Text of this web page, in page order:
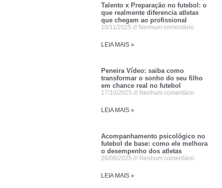
Talento x Preparação no futebol: o
que realmente diferencia atletas
que chegam ao profissional
10/11/2025 Nenhum comentário
LEIA MAIS »
Peneira Vídeo: saiba como
transformar o sonho do seu filho
em chance real no futebol
17/10/2025 Nenhum comentário
LEIA MAIS »
Acompanhamento psicológico no
futebol de base: como ele melhora
o desempenho dos atletas
26/08/2025 Nenhum comentário
LEIA MAIS »